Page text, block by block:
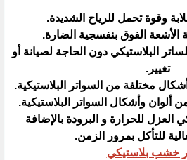
البلاستيكي دون الحاجة لصيانة أو
تغيير.‏
العزل للحرارة و البرودة بالإضافة
للتأكل بمرور الزمن.‏
خشب بلاستيكي